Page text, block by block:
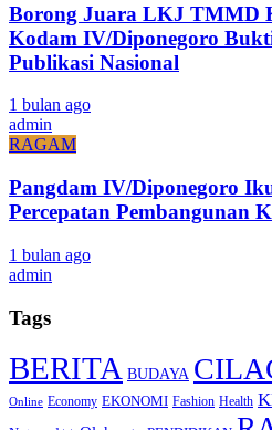
Borong Juara LKJ TMMD
Kodam IV/Diponegoro
Publikasi Nasional
1 bulan ago
admin
RAGAM
Pangdam IV/Diponegoro
Percepatan Pembangunan
1 bulan ago
admin
Tags
BERITA BUDAYA
Online Economy EKONOMI Fashion Health